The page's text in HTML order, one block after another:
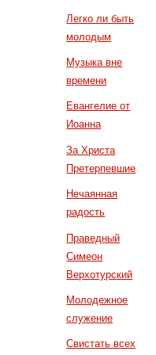
Легко ли быть
молодым
Музыка вне
времени
Евангелие от
Иоанна
За Христа
Претерпевшие
Нечаянная
радость
Праведный
Симеон
Верхотурский
Молодежное
служение
Свистать всех